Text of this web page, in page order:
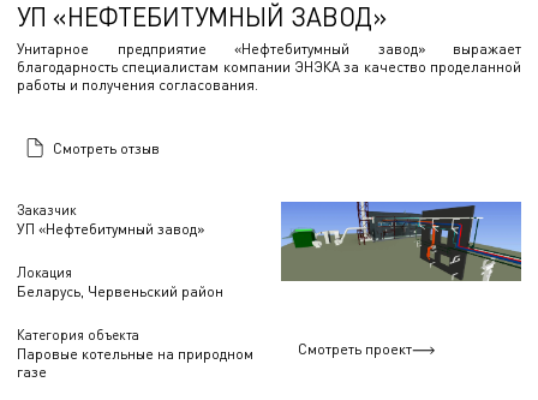
Заказчик
УП «Нефтебитумный завод»
Локация
Беларусь, Червеньский район
Категория объекта
Паровые котельные на природном
газе
УП «НЕФТЕБИТУМНЫЙ ЗАВОД»
Унитарное предприятие «Нефтебитумный завод» выражает
благодарность специалистам компании ЭНЭКА за качество проделанной
работы и получения согласования.
Смотреть отзыв
Смотреть проект